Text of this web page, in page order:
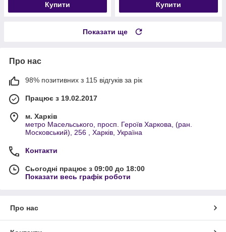
Купити Купити
Показати ще
Про нас
98% позитивних з 115 відгуків за рік
Працює з 19.02.2017
м. Харків
метро Масельського, просп. Героїв Харкова, (ран.
Московський), 256 , Харків, Україна
Контакти
Сьогодні працює з 09:00 до 18:00
Показати весь графік роботи
Про нас